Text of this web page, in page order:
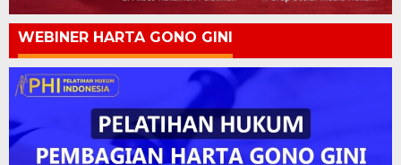
WEBINER HARTA GONO GINI